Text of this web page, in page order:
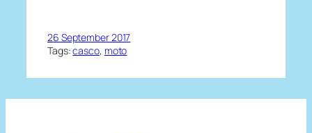
26 September 2017
Tags:casco, moto